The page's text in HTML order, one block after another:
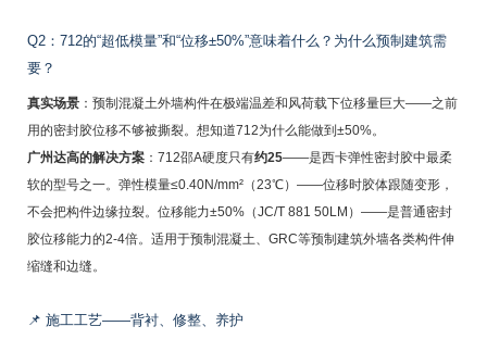
Q2：712的“超低模量”和“位移±50%”意味着什么？为什么预制建筑需
要？
真实场景：预制混凝土外墙构件在极端温差和风荷载下位移量巨大——之前
用的密封胶位移不够被撕裂。想知道712为什么能做到±50%。
广州达高的解决方案：712邵A硬度只有约25——是西卡弹性密封胶中最柔
软的型号之一。弹性模量≤0.40N/mm²（23℃）——位移时胶体跟随变形，
不会把构件边缘拉裂。位移能力±50%（JC/T 881 50LM）——是普通密封
胶位移能力的2-4倍。适用于预制混凝土、GRC等预制建筑外墙各类构件伸
缩缝和边缝。
📌 施工工艺——背衬、修整、养护